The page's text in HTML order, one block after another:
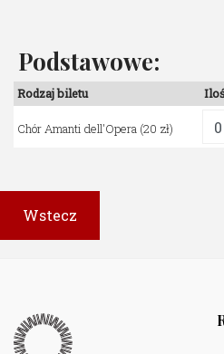
Podstawowe:
Rodzaj biletu
Chór Amanti dell'Opera (20 zł)